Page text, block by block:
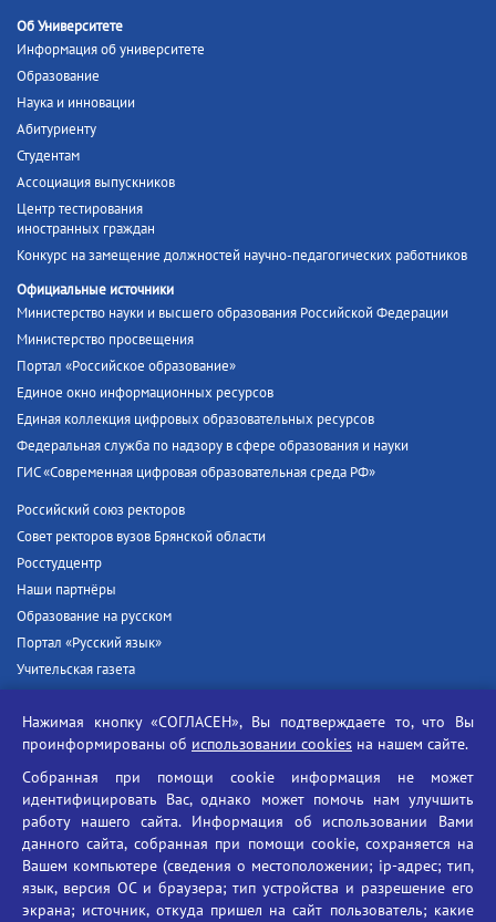
Об Университете
Информация об университете
Образование
Наука и инновации
Абитуриенту
Студентам
Ассоциация выпускников
Центр тестирования
иностранных граждан
Конкурс на замещение должностей научно-педагогических работников
Официальные источники
Министерство науки и высшего образования Российской Федерации
Министерство просвещения
Портал «Российское образование»
Единое окно информационных ресурсов
Единая коллекция цифровых образовательных ресурсов
Федеральная служба по надзору в сфере образования и науки
ГИС «Современная цифровая образовательная среда РФ»
Российский союз ректоров
Совет ректоров вузов Брянской области
Росстудцентр
Наши партнёры
Образование на русском
Портал «Русский язык»
Учительская газета
Единый портал государственных услуг
Противодействие угрозам информационной безопасности
Социальные ролики - Генеральная прокуратура РФ
Противодействие коррупции
БГУ против наркотиков
Брянский государственный университет
Нажимая кнопку «СОГЛАСЕН», Вы подтверждаете то, что Вы
проинформированы об использовании cookies на нашем сайте.
Собранная при помощи cookie информация не может
идентифицировать Вас, однако может помочь нам улучшить
работу нашего сайта. Информация об использовании Вами
данного сайта, собранная при помощи cookie, сохраняется на
Вашем компьютере (сведения о местоположении; ip-адрес; тип,
язык, версия ОС и браузера; тип устройства и разрешение его
экрана; источник, откуда пришел на сайт пользователь; какие